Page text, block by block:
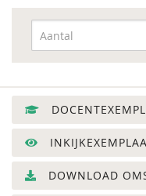
DOWNLOAD